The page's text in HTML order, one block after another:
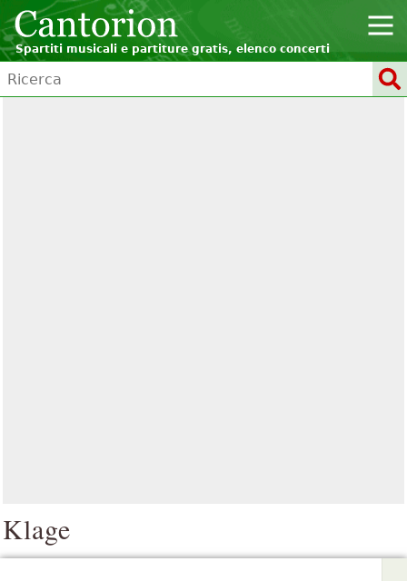
Spartiti musicali e partiture gratis, elenco concerti
Klage